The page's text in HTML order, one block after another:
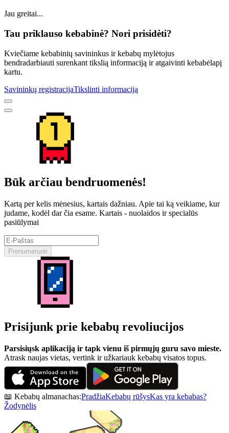
Jau greitai...
Tau priklauso kebabinė? Nori prisidėti?
Kviečiame kebabinių savininkus ir kebabų mylėtojus
bendradarbiauti surenkant tikslią informaciją ir atgaivinti kebabėlapį
kartu.
Savininkų registracijaTikslinti informaciją
Būk arčiau bendruomenės!
Kartą per kelis mėnesius, kartais dažniau. Apie tai ką veikiame, kur
judame, kodėl dar čia esame. Kartais - nuolaidos ir specialūs
pasiūlymai
Prenumeruoti
Prisijunk prie kebabų revoliucijos
Parsisiųsk aplikaciją ir tapk vienu iš pirmųjų guru savo mieste.
Atrask naujas vietas, vertink ir užkariauk kebabų visatos topus.
📖 Kebabų almanachas:PradžiaKebabų rūšysKas yra kebabas?
Žodynėlis